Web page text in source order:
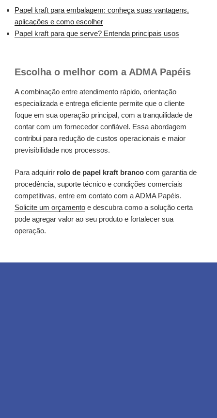
Papel kraft para embalagem: conheça suas vantagens,
aplicações e como escolher
Papel kraft para que serve? Entenda principais usos
Escolha o melhor com a ADMA Papéis
A combinação entre atendimento rápido, orientação
especializada e entrega eficiente permite que o cliente
foque em sua operação principal, com a tranquilidade de
contar com um fornecedor confiável. Essa abordagem
contribui para redução de custos operacionais e maior
previsibilidade nos processos.
Para adquirir rolo de papel kraft branco com garantia de
procedência, suporte técnico e condições comerciais
competitivas, entre em contato com a ADMA Papéis.
Solicite um orçamento e descubra como a solução certa
pode agregar valor ao seu produto e fortalecer sua
operação.